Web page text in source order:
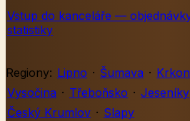
Vstup do kanceláře —
statistiky
Regiony: Lipno · Šumava ·
Vysočina · Třeboňsko · Jeseníky
Český Krumlov · Slapy